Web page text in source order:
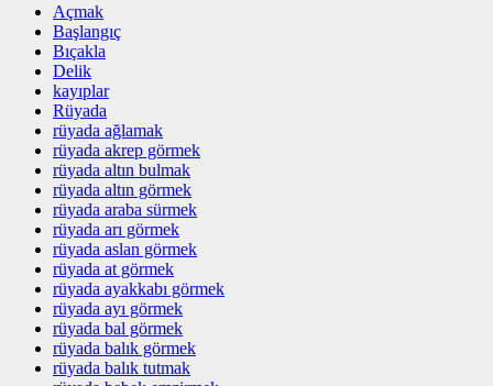
Açmak
Başlangıç
Bıçakla
Delik
kayıplar
Rüyada
rüyada ağlamak
rüyada akrep görmek
rüyada altın bulmak
rüyada altın görmek
rüyada araba sürmek
rüyada arı görmek
rüyada aslan görmek
rüyada at görmek
rüyada ayakkabı görmek
rüyada ayı görmek
rüyada bal görmek
rüyada balık görmek
rüyada balık tutmak